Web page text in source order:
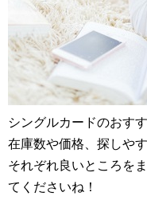
シングルカードのおす
在庫数や価格、探しや
それぞれ良いところを
てくださいね！